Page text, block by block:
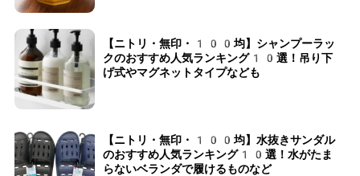
【ニトリ・無印・100均】シャンプーラッ
クのおすすめ人気ランキング10選！吊り下
げ式やマグネットタイプなども
【ニトリ・無印・100均】水抜きサンダル
のおすすめ人気ランキング10選！水がたま
らないベランダで履けるものなど